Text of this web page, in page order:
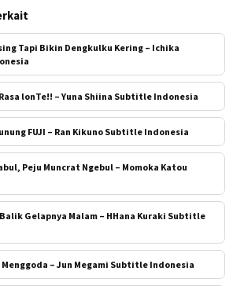
Tapi Bikin Dengkulku Kering – Ichika
Rasa lonTe!! – Yuna Shiina Subtitle Indonesia
FUJI – Ran Kikuno Subtitle Indonesia
Peju Muncrat Ngebul – Momoka Katou
Balik Gelapnya Malam – HHana Kuraki Subtitle
Menggoda – Jun Megami Subtitle Indonesia